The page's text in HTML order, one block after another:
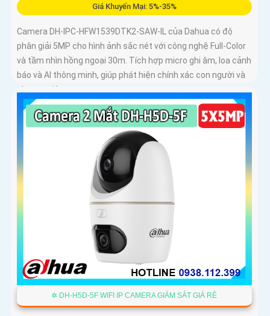
Giá Khuyến Mại: 5%-35%
Camera DH-IPC-HFW1539DTK2-SAW-IL của Dahua có độ
phân giải 5MP cho hình ảnh sắc nét với công nghệ Full-Color
và tầm nhìn hồng ngoại 30m. Tích hợp micro ghi âm, loa cảnh
báo và AI thông minh, giúp phát hiện chính xác con người và
phương tiện
✲ DH-H5D-5F WIFI IP CAMERA GIÁM SÁT GIÁ RẺ